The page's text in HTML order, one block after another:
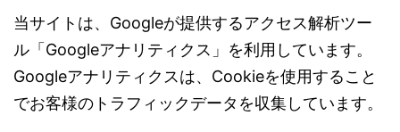
当サイトは、Googleが提供するアクセス解析ツー
ル「Googleアナリティクス」を利用しています。
Googleアナリティクスは、Cookieを使用すること
でお客様のトラフィックデータを収集しています。